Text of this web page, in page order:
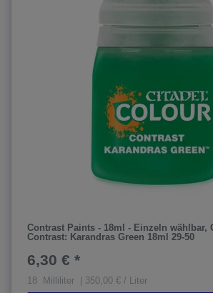
Contrast Paints - 18ml - Einzeln wählbar,
Contrast: Karandras Green 18ml 29-50
6,30 € *
18 Milliliter | 350,00 € / Liter